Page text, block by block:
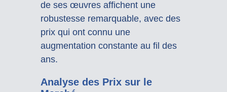
de ses œuvres affichent une
robustesse remarquable, avec des
prix qui ont connu une
augmentation constante au fil des
ans.
Analyse des Prix sur le